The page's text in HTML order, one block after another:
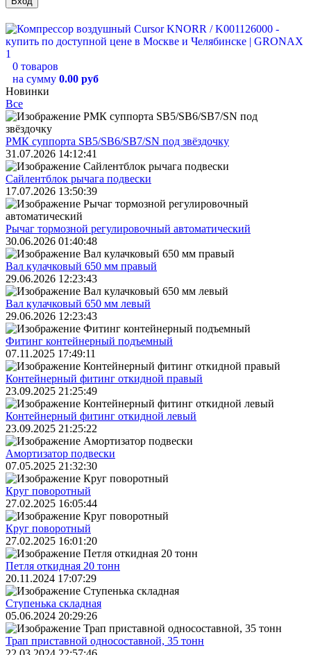
0 товаров
на сумму 0.00 руб
Новинки
Все
РМК суппорта SB5/SB6/SB7/SN под звёздочку
31.07.2026 14:12:41
Сайлентблок рычага подвески
17.07.2026 13:50:39
Рычаг тормозной регулировочный автоматический
30.06.2026 01:40:48
Вал кулачковый 650 мм правый
29.06.2026 12:23:43
Вал кулачковый 650 мм левый
29.06.2026 12:23:43
Фитинг контейнерный подъемный
07.11.2025 17:49:11
Контейнерный фитинг откидной правый
23.09.2025 21:25:49
Контейнерный фитинг откидной левый
23.09.2025 21:25:22
Амортизатор подвески
07.05.2025 21:32:30
Круг поворотный
27.02.2025 16:05:44
Круг поворотный
27.02.2025 16:01:20
Петля откидная 20 тонн
20.11.2024 17:07:29
Ступенька складная
05.06.2024 20:29:26
Трап приставной односоставной, 35 тонн